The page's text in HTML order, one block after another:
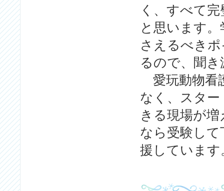
く、すべて
と思います
さえるべき
るので、聞
愛玩動物看
なく、スタ
きる現場が
なら受験し
援しています